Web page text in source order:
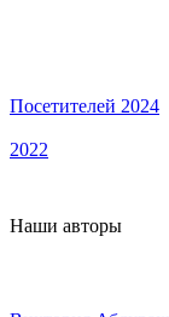
Посетителей 2024
2022
Наши авторы